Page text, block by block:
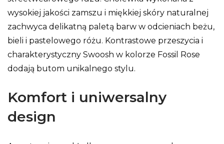
wysokiej jakości zamszu i miękkiej skóry naturalnej
zachwyca delikatną paletą barw w odcieniach beżu,
bieli i pastelowego różu. Kontrastowe przeszycia i
charakterystyczny Swoosh w kolorze Fossil Rose
dodają butom unikalnego stylu.
Komfort i uniwersalny
design